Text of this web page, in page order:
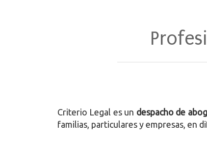
Criterio Legal es un despacho de
familias, particulares y empresas, en